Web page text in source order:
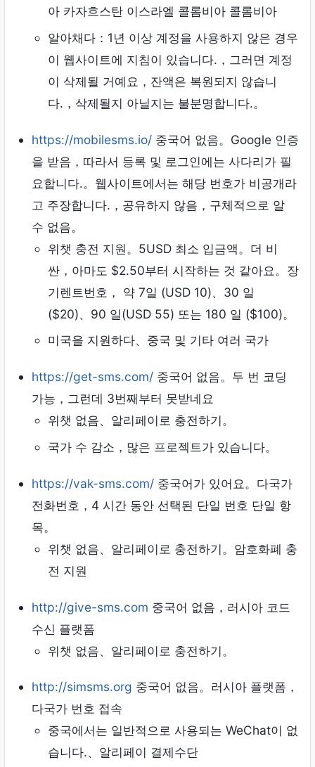
아 카자흐스탄 이스라엘 콜롬비아 콜롬비아
알아채다：1년 이상 계정을 사용하지 않은 경우
이 웹사이트에 지침이 있습니다.，그러면 계정
이 삭제될 거예요，잔액은 복원되지 않습니
다.，삭제될지 아닐지는 불분명합니다.。
https://mobilesms.io/ 중국어 없음。Google 인증
을 받음，따라서 등록 및 로그인에는 사다리가 필
요합니다.。웹사이트에서는 해당 번호가 비공개라
고 주장합니다.，공유하지 않음，구체적으로 알
수 없음。
위챗 충전 지원。5USD 최소 입금액。더 비
싼，아마도 $2.50부터 시작하는 것 같아요。장
기렌트번호， 약 7일 (USD 10)、30 일
($20)、90 일(USD 55) 또는 180 일 ($100)。
미국을 지원하다、중국 및 기타 여러 국가
https://get-sms.com/ 중국어 없음。두 번 코딩
가능，그런데 3번째부터 못받네요
위챗 없음、알리페이로 ​​충전하기。
국가 수 감소，많은 프로젝트가 있습니다。
https://vak-sms.com/ 중국어가 있어요。다국가
전화번호，4 시간 동안 선택된 단일 번호 단일 항
목。
위챗 없음、알리페이로 ​​충전하기。암호화폐 충
전 지원
http://give-sms.com 중국어 없음，러시아 코드
수신 플랫폼
위챗 없음、알리페이로 ​​충전하기。
http://simsms.org 중국어 없음。러시아 플랫폼，
다국가 번호 접속
중국에서는 일반적으로 사용되는 WeChat이 없
습니다.、알리페이 결제수단